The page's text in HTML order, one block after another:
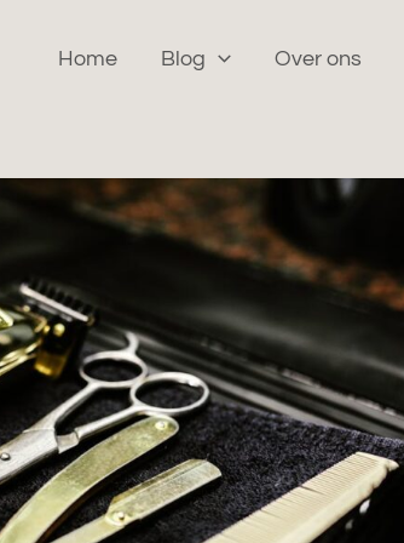
Home Blog Over ons